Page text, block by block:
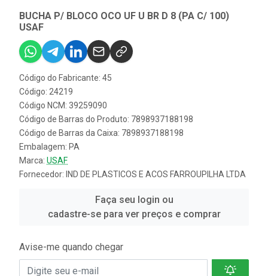
BUCHA P/ BLOCO OCO UF U BR D 8 (PA C/ 100)
USAF
Código do Fabricante: 45
Código: 24219
Código NCM: 39259090
Código de Barras do Produto: 7898937188198
Código de Barras da Caixa: 7898937188198
Embalagem: PA
Marca: USAF
Fornecedor: IND DE PLASTICOS E ACOS FARROUPILHA LTDA
Faça seu login ou
cadastre-se para ver preços e comprar
Avise-me quando chegar